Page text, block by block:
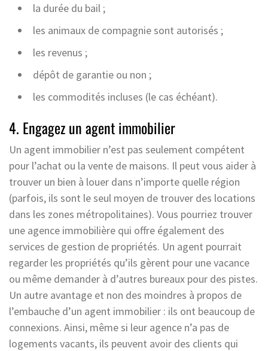
la durée du bail ;
les animaux de compagnie sont autorisés ;
les revenus ;
dépôt de garantie ou non ;
les commodités incluses (le cas échéant).
4. Engagez un agent immobilier
Un agent immobilier n’est pas seulement compétent
pour l’achat ou la vente de maisons. Il peut vous aider à
trouver un bien à louer dans n’importe quelle région
(parfois, ils sont le seul moyen de trouver des locations
dans les zones métropolitaines). Vous pourriez trouver
une agence immobilière qui offre également des
services de gestion de propriétés. Un agent pourrait
regarder les propriétés qu’ils gèrent pour une vacance
ou même demander à d’autres bureaux pour des pistes.
Un autre avantage et non des moindres à propos de
l’embauche d’un agent immobilier : ils ont beaucoup de
connexions. Ainsi, même si leur agence n’a pas de
logements vacants, ils peuvent avoir des clients qui